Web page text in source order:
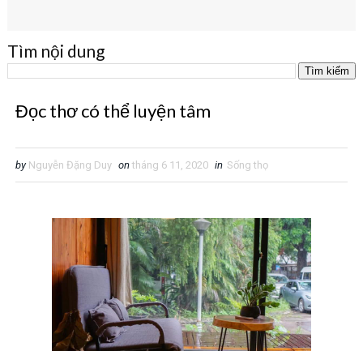
Tìm nội dung
Đọc thơ có thể luyện tâm
by Nguyễn Đặng Duy on tháng 6 11, 2020 in Sống thọ